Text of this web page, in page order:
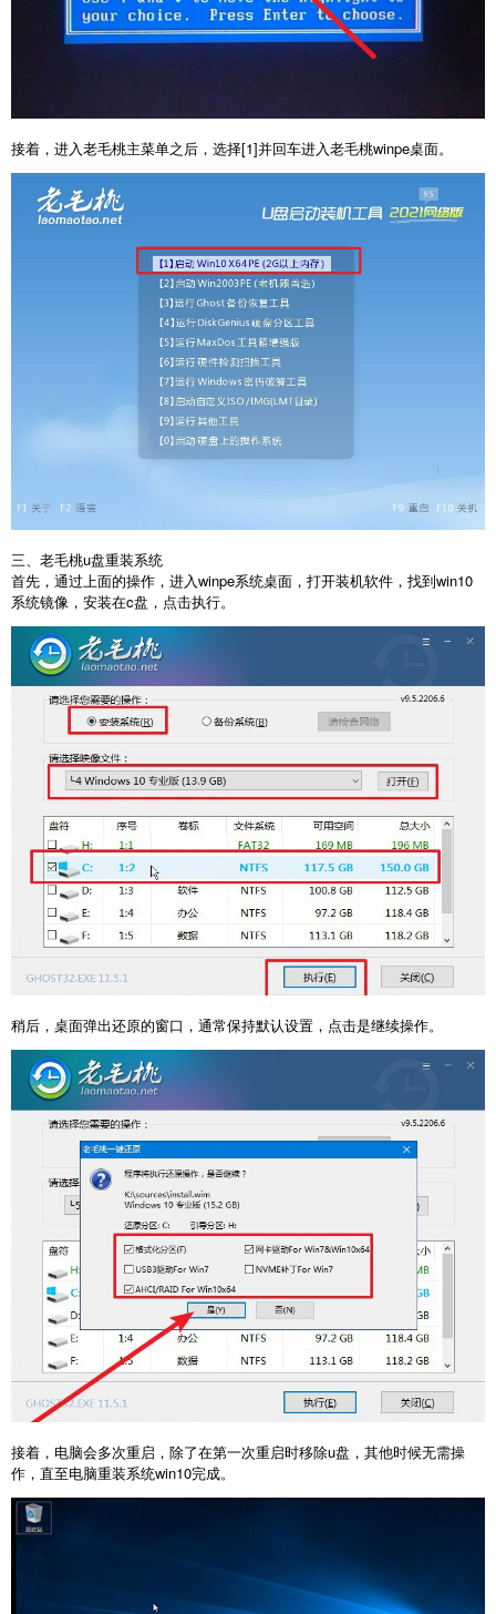
接着，进入老毛桃主菜单之后，选择[1]并回车进入老毛桃winpe桌面。
三、老毛桃u盘重装系统
首先，通过上面的操作，进入winpe系统桌面，打开装机软件，找到win10
系统镜像，安装在c盘，点击执行。
稍后，桌面弹出还原的窗口，通常保持默认设置，点击是继续操作。
接着，电脑会多次重启，除了在第一次重启时移除u盘，其他时候无需操
作，直至电脑重装系统win10完成。